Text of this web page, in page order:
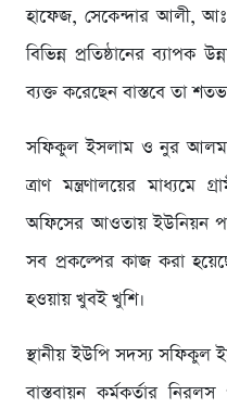
হাফেজ, সেকেন্দার আলী, আঃ
বিভিন্ন প্রতিষ্ঠানের ব্যাপক
ব্যক্ত করেছেন বাস্তবে তা
সফিকুল ইসলাম ও নুর আলম,
ত্রাণ মন্ত্রণালয়ের মাধ্যমে
অফিসের আওতায় ইউনিয়ন
সব প্রকল্পের কাজ করা
হওয়ায় খুবই খুশি।
স্থানীয় ইউপি সদস্য সফিকুল
বাস্তবায়ন কর্মকর্তার